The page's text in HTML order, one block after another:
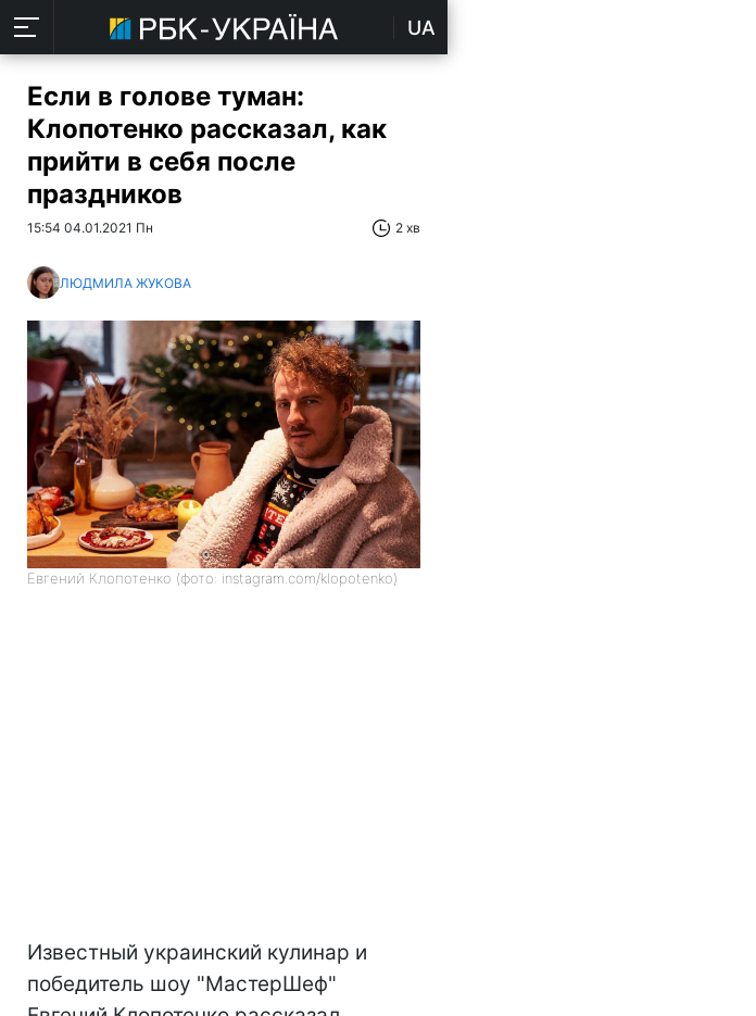
UA
Если в голове туман:
Клопотенко рассказал, как
прийти в себя после
праздников
15:54 04.01.2021 Пн 2 хв
ЛЮДМИЛА ЖУКОВА
Евгений Клопотенко (фото: instagram.com/klopotenko)
Известный украинский кулинар и
победитель шоу "МастерШеф"